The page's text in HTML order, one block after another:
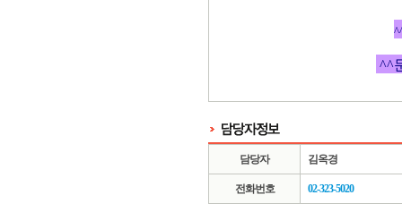
^^
담당자 김옥경
전화번호 02-323-5020